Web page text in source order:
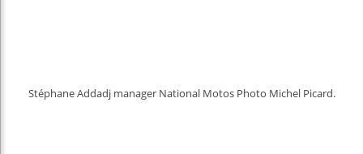
Stéphane Addadj manager National Motos Photo Michel Picard.